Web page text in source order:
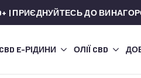
ПРИЄДНУЙТЕСЬ ДО
CBD E-РІДИНИ ОЛІЇ CBD